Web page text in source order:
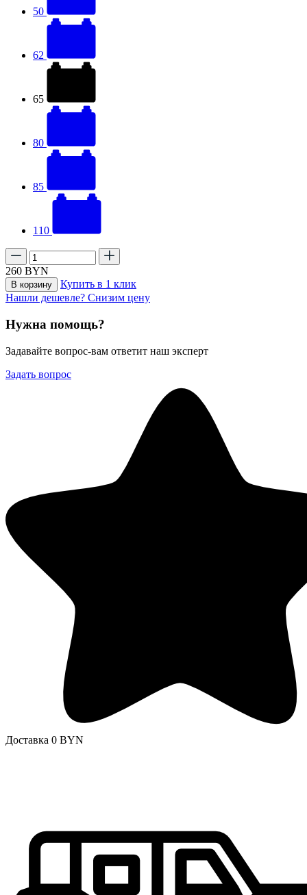
50
62
65
80
85
110
260 BYN
В корзину
Купить в 1 клик
Нашли дешевле? Снизим цену
Нужна помощь?
Задавайте вопрос-вам ответит наш эксперт
Задать вопрос
Доставка 0 BYN